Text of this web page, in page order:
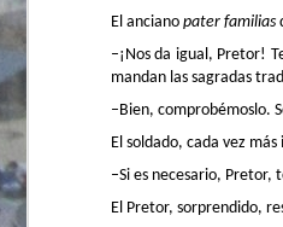
El anciano pater familias
–¡Nos da igual, Pretor!
mandan las sagradas
–Bien, comprobémoslo.
El soldado, cada vez
–Si es necesario, Pretor,
El Pretor, sorprendido,